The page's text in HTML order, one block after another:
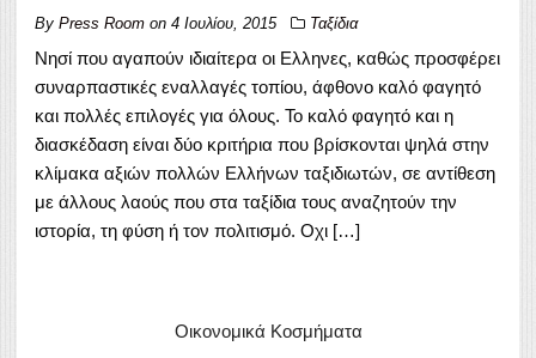
By Press Room on 4 Ιουλίου, 2015 Ταξίδια
Νησί που αγαπούν ιδιαίτερα οι Ελληνες, καθώς προσφέρει
συναρπαστικές εναλλαγές τοπίου, άφθονο καλό φαγητό
και πολλές επιλογές για όλους. Το καλό φαγητό και η
διασκέδαση είναι δύο κριτήρια που βρίσκονται ψηλά στην
κλίμακα αξιών πολλών Ελλήνων ταξιδιωτών, σε αντίθεση
με άλλους λαούς που στα ταξίδια τους αναζητούν την
ιστορία, τη φύση ή τον πολιτισμό. Οχι […]
Οικονομικά Κοσμήματα